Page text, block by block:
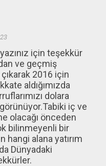
için teşekkür
ve geçmiş
çıkarak 2016 için
aldığımızda
dolara
iç ve
olacağı önceden
bilinmeyenli bir
hangi alana yatırım
Dünyadaki